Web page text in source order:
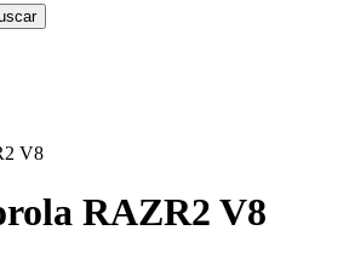
V8
RAZR2 V8